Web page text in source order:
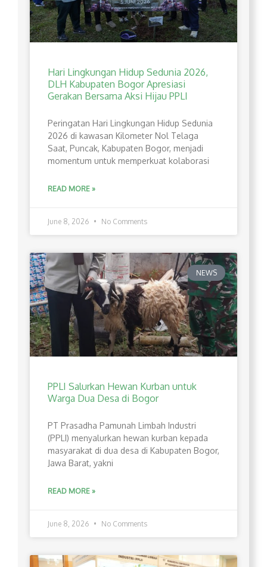
Hari Lingkungan Hidup Sedunia 2026,
DLH Kabupaten Bogor Apresiasi
Gerakan Bersama Aksi Hijau PPLI
Peringatan Hari Lingkungan Hidup Sedunia
2026 di kawasan Kilometer Nol Telaga
Saat, Puncak, Kabupaten Bogor, menjadi
momentum untuk memperkuat kolaborasi
READ MORE »
June 8, 2026 No Comments
NEWS
PPLI Salurkan Hewan Kurban untuk
Warga Dua Desa di Bogor
PT Prasadha Pamunah Limbah Industri
(PPLI) menyalurkan hewan kurban kepada
masyarakat di dua desa di Kabupaten Bogor,
Jawa Barat, yakni
READ MORE »
June 8, 2026 No Comments